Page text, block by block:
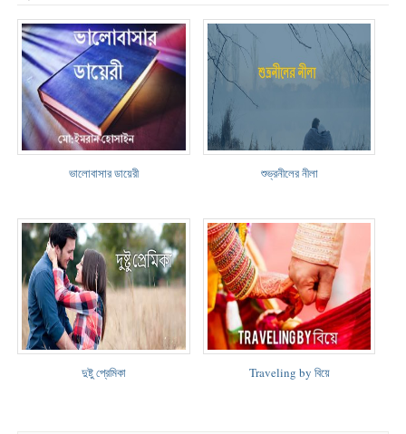
ভালোবাসার ডায়েরী শুভ্রনীলের নীলা
দুষ্টু প্রেমিকা Traveling by বিয়ে